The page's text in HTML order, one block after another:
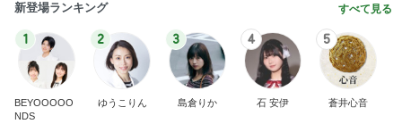
新登場ランキング すべて見る
1
BEYOOOOO
NDS
2
ゆうこりん
3
島倉りか
4
石 安伊
5
蒼井心音